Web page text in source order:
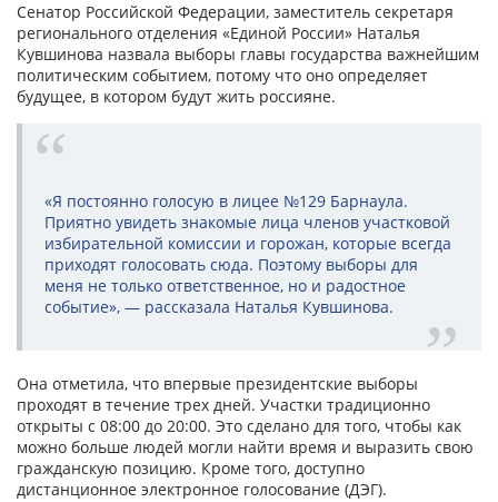
Сенатор Российской Федерации, заместитель секретаря
регионального отделения «Единой России» Наталья
Кувшинова назвала выборы главы государства важнейшим
политическим событием, потому что оно определяет
будущее, в котором будут жить россияне.
«Я постоянно голосую в лицее №129 Барнаула.
Приятно увидеть знакомые лица членов участковой
избирательной комиссии и горожан, которые всегда
приходят голосовать сюда. Поэтому выборы для
меня не только ответственное, но и радостное
событие», — рассказала Наталья Кувшинова.
Она отметила, что впервые президентские выборы
проходят в течение трех дней. Участки традиционно
открыты с 08:00 до 20:00. Это сделано для того, чтобы как
можно больше людей могли найти время и выразить свою
гражданскую позицию. Кроме того, доступно
дистанционное электронное голосование (ДЭГ).